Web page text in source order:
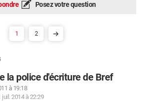
Posez votre question
1 2
la police d'écriture de Bref
à 19:18
juil. 2014 à 22:29